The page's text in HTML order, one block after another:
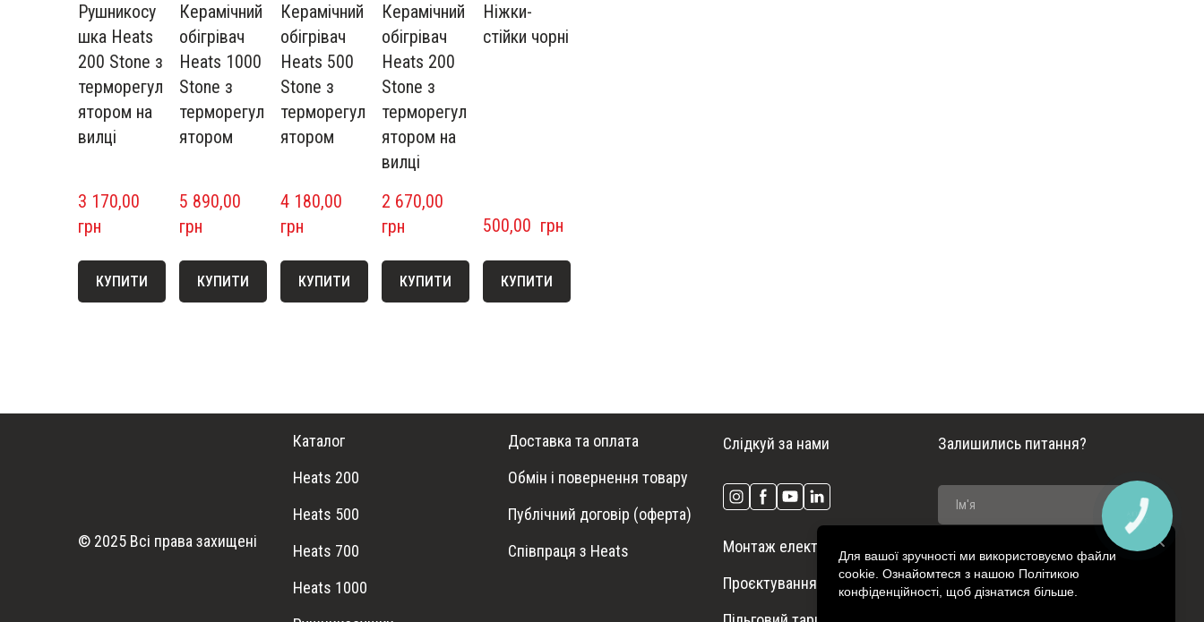
Рушникосу
шка Heats
200 Stone з
терморегул
ятором на
вилці
3 170,00
грн
КУПИТИ
Керамічний
обігрівач
Heats 1000
Stone з
терморегул
ятором
5 890,00
грн
КУПИТИ
Керамічний
обігрівач
Heats 500
Stone з
терморегул
ятором
4 180,00
грн
КУПИТИ
Керамічний
обігрівач
Heats 200
Stone з
терморегул
ятором на
вилці
2 670,00
грн
КУПИТИ
Ніжки-
стійки чорні
500,00  грн
КУПИТИ
© 2025 Всі права захищені
Каталог
Heats 200
Heats 500
Heats 700
Heats 1000
Доставка та оплата
Обмін і повернення товару
Публічний договір (оферта)
Співпраця з Heats
Слідкуй за нами
Монтаж електроопалення
Проєктування систем
Залишились питання?
Для вашої зручності ми використовуємо файли
cookie. Ознайомтеся з нашою Політикою
конфіденційності, щоб дізнатися більше.